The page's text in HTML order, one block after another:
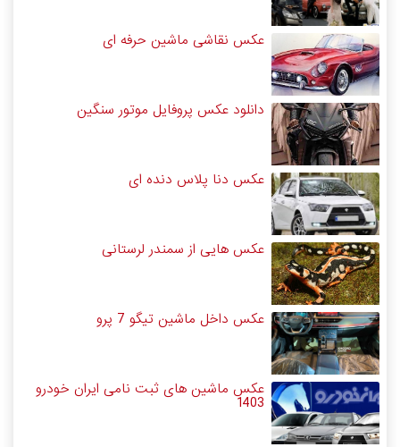
عکس نقاشی ماشین حرفه ای
دانلود عکس پروفایل موتور سنگین
عکس دنا پلاس دنده ای
عکس هایی از سمندر لرستانی
عکس داخل ماشین تیگو 7 پرو
عکس ماشین های ثبت نامی ایران خودرو
1403